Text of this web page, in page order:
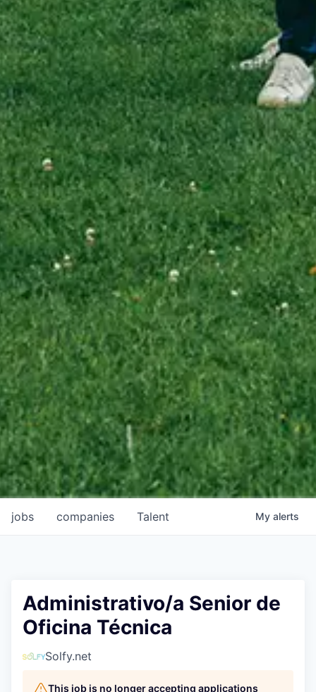
jobs companies Talent My alerts
Administrativo/a Senior de
Oficina Técnica
Solfy.net
This job is no longer accepting applications